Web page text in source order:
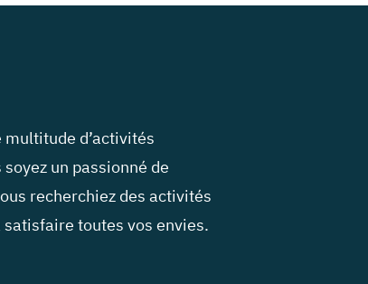
d’activités
un passionné de
recherchiez des activités
toutes vos envies.